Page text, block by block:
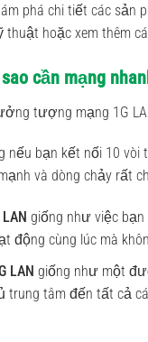
phá chi tiết các sản
thuật hoặc xem thêm
cần mạng
tượng mạng 1G
nếu bạn kết nối 10
và dòng chảy rất
giống như việc
động cùng lúc mà
LAN giống như một
trung tâm đến tất cả